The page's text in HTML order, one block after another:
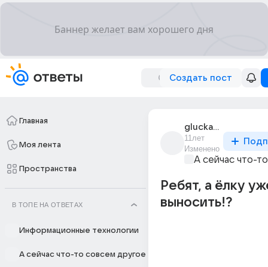
Создать пост
Главная
Моя лента
Пространства
В ТОПЕ НА ОТВЕТАХ
Информационные технологии
А сейчас что-то совсем другое
glucka_2
11лет
Изменено
А сейчас что-
Ребят, а ёлку
выносить!?